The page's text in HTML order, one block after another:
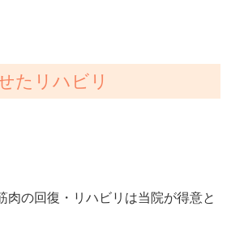
たリハビリ
肉の回復・リハビリは当院が得意と